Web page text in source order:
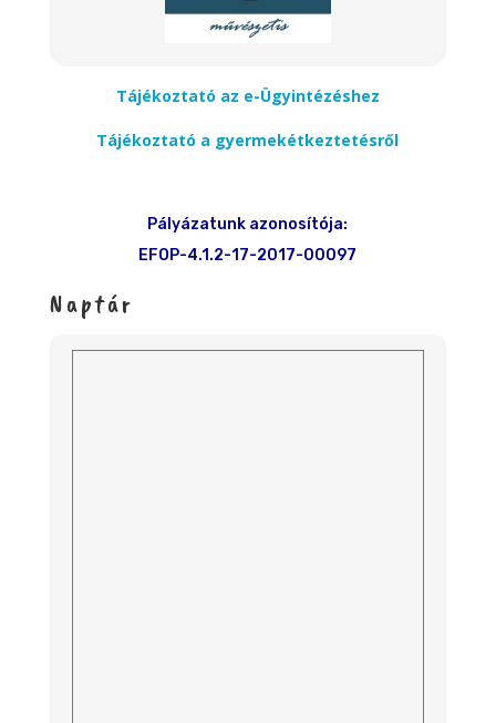
Tájékoztató az e-Ügyintézéshez
Tájékoztató a gyermekétkeztetésről
Pályázatunk azonosítója:
EFOP-4.1.2-17-2017-00097
Naptár